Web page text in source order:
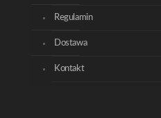
Regulamin
Dostawa
Kontakt